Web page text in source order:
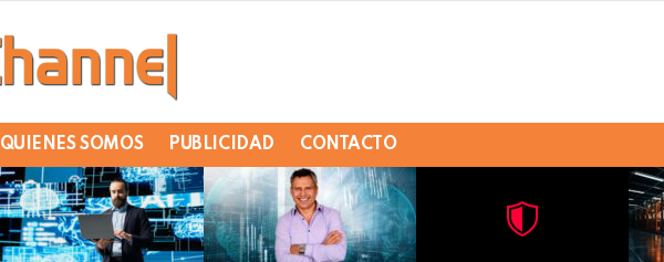
QUIENES SOMOS PUBLICIDAD CONTACTO